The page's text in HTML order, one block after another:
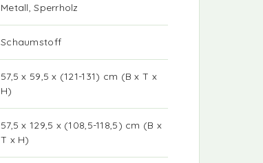
Metall, Sperrholz
Schaumstoff
57,5 x 59,5 x (121-131) cm (B x T x
H)
57,5 x 129,5 x (108,5-118,5) cm (B x
T x H)